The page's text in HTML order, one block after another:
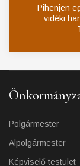
Pihenjen
vidéki
Polgármester
Alpolgármester
Képviselő testület